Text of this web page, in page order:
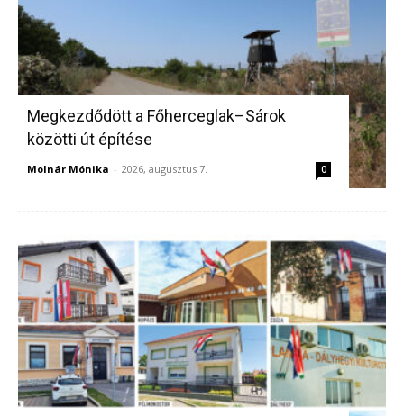
Megkezdődött a Főherceglak–Sárok
közötti út építése
Molnár Mónika - 2026, augusztus 7. 0